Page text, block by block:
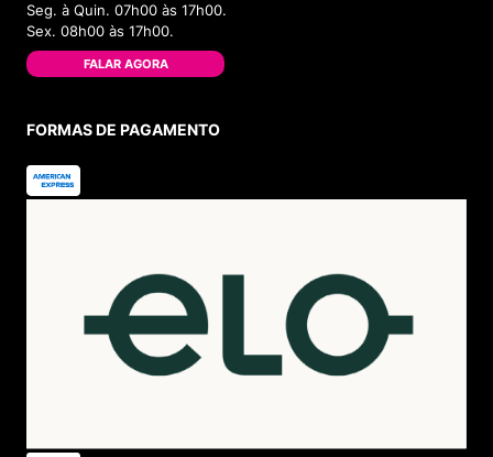
Seg. à Quin. 07h00 às 17h00.
Sex. 08h00 às 17h00.
FALAR AGORA
FORMAS DE PAGAMENTO